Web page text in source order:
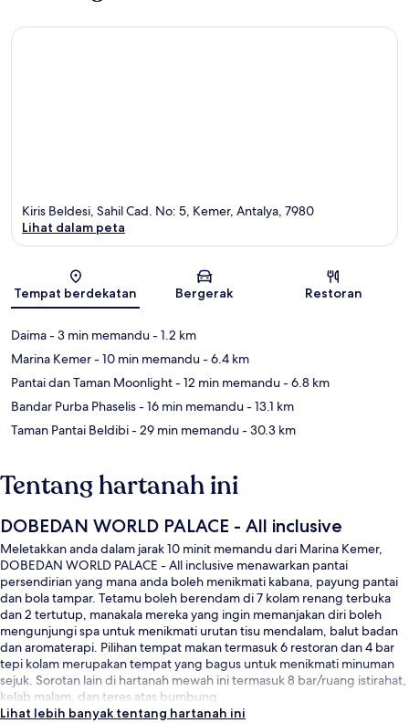
Peta
Kiris Beldesi, Sahil Cad. No: 5, Kemer, Antalya, 7980
Lihat dalam peta
Tempat berdekatan Bergerak Restoran
Daima- 3 min memandu- 1.2 km
Marina Kemer- 10 min memandu- 6.4 km
Pantai dan Taman Moonlight- 12 min memandu- 6.8 km
Bandar Purba Phaselis- 16 min memandu- 13.1 km
Taman Pantai Beldibi- 29 min memandu- 30.3 km
Tentang hartanah ini
DOBEDAN WORLD PALACE - All inclusive
Meletakkan anda dalam jarak 10 minit memandu dari Marina Kemer,
DOBEDAN WORLD PALACE - All inclusive menawarkan pantai
persendirian yang mana anda boleh menikmati kabana, payung pantai
dan bola tampar. Tetamu boleh berendam di 7 kolam renang terbuka
dan 2 tertutup, manakala mereka yang ingin memanjakan diri boleh
mengunjungi spa untuk menikmati urutan tisu mendalam, balut badan
dan aromaterapi. Pilihan tempat makan termasuk 6 restoran dan 4 bar
tepi kolam merupakan tempat yang bagus untuk menikmati minuman
sejuk. Sorotan lain di hartanah mewah ini termasuk 8 bar/ruang istirahat,
kelab malam, dan teres atas bumbung.
Lihat lebih banyak tentang hartanah ini